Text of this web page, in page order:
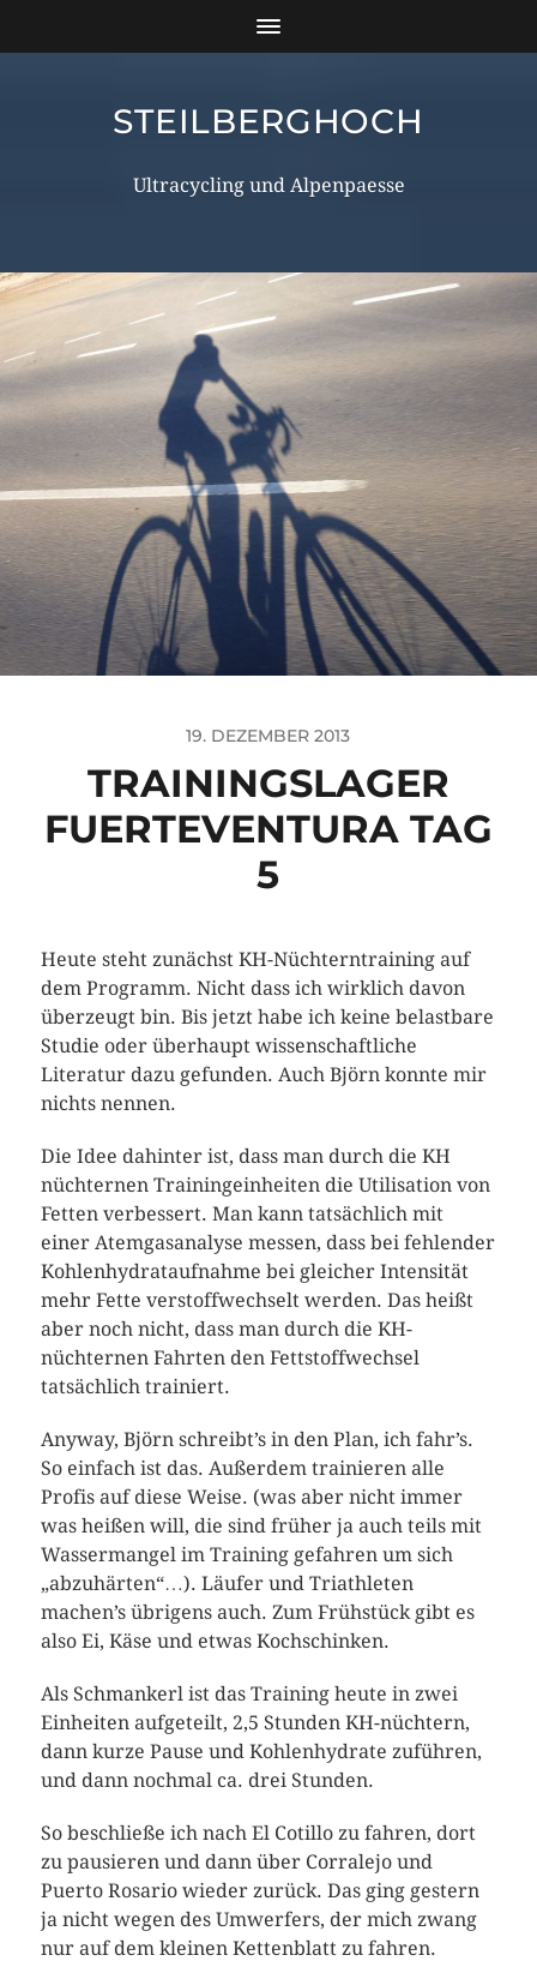
STEILBERGHOCH
Ultracycling und Alpenpaesse
19. DEZEMBER 2013
TRAININGSLAGER
FUERTEVENTURA TAG
5
Heute steht zunächst KH-Nüchterntraining auf
dem Programm. Nicht dass ich wirklich davon
überzeugt bin. Bis jetzt habe ich keine belastbare
Studie oder überhaupt wissenschaftliche
Literatur dazu gefunden. Auch Björn konnte mir
nichts nennen.
Die Idee dahinter ist, dass man durch die KH
nüchternen Trainingeinheiten die Utilisation von
Fetten verbessert. Man kann tatsächlich mit
einer Atemgasanalyse messen, dass bei fehlender
Kohlenhydrataufnahme bei gleicher Intensität
mehr Fette verstoffwechselt werden. Das heißt
aber noch nicht, dass man durch die KH-
nüchternen Fahrten den Fettstoffwechsel
tatsächlich trainiert.
Anyway, Björn schreibt’s in den Plan, ich fahr’s.
So einfach ist das. Außerdem trainieren alle
Profis auf diese Weise. (was aber nicht immer
was heißen will, die sind früher ja auch teils mit
Wassermangel im Training gefahren um sich
„abzuhärten“…). Läufer und Triathleten
machen’s übrigens auch. Zum Frühstück gibt es
also Ei, Käse und etwas Kochschinken.
Als Schmankerl ist das Training heute in zwei
Einheiten aufgeteilt, 2,5 Stunden KH-nüchtern,
dann kurze Pause und Kohlenhydrate zuführen,
und dann nochmal ca. drei Stunden.
So beschließe ich nach El Cotillo zu fahren, dort
zu pausieren und dann über Corralejo und
Puerto Rosario wieder zurück. Das ging gestern
ja nicht wegen des Umwerfers, der mich zwang
nur auf dem kleinen Kettenblatt zu fahren.